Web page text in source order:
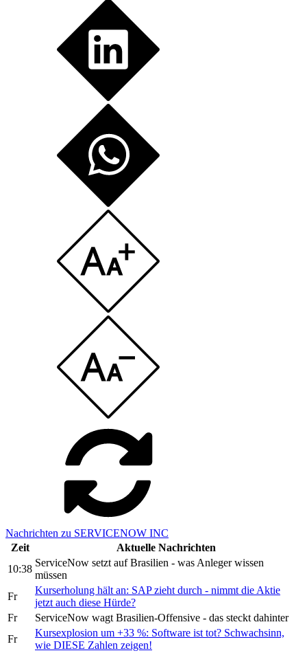
Nachrichten zu SERVICENOW INC
Zeit
Aktuelle Nachrichten
10:38
ServiceNow setzt auf Brasilien - was Anleger wissen
müssen
Fr
Kurserholung hält an: SAP zieht durch - nimmt die Aktie
jetzt auch diese Hürde?
Fr
ServiceNow wagt Brasilien-Offensive - das steckt dahinter
Fr
Kursexplosion um +33 %: Software ist tot? Schwachsinn,
wie DIESE Zahlen zeigen!